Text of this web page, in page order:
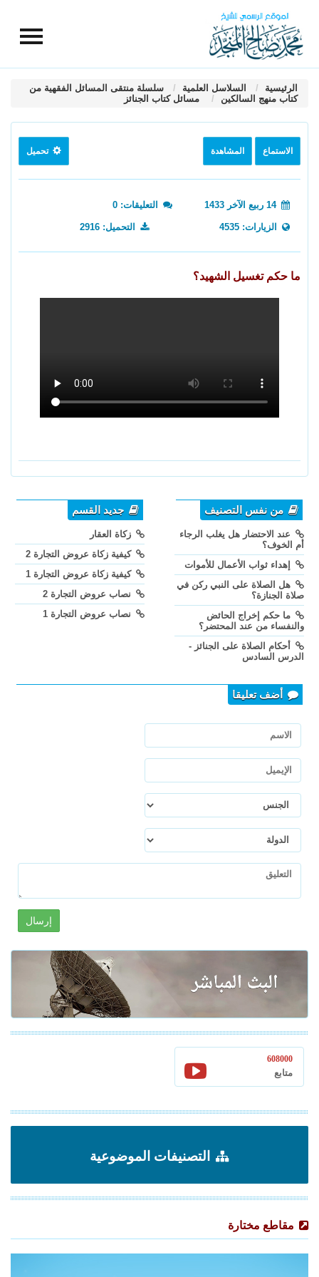
الرئيسية السلاسل العلمية
سلسلة منتقى المسائل الفقهية من
كتاب منهج السالكين
مسائل كتاب الجنائز
الاستماع المشاهدة تحميل
14 ربيع الآخر 1433 التعليقات: 0
الزيارات: 4535 التحميل: 2916
ما حكم تغسيل الشهيد؟
من نفس التصنيف
عند الاحتضار هل يغلب الرجاء
أم الخوف؟
إهداء ثواب الأعمال للأموات
هل الصلاة على النبي ركن في
صلاة الجنازة؟
ما حكم إخراج الحائض
والنفساء من عند المحتضر؟
أحكام الصلاة على الجنائز -
الدرس السادس
جديد القسم
زكاة العقار
كيفية زكاة عروض التجارة 2
كيفية زكاة عروض التجارة 1
نصاب عروض التجارة 2
نصاب عروض التجارة 1
أضف تعليقا
إرسال
608000
متابع
التصنيفات الموضوعية
مقاطع مختارة